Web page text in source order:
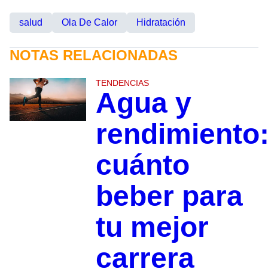
salud Ola De Calor Hidratación
NOTAS RELACIONADAS
TENDENCIAS
Agua y
cuánto
beber para
tu mejor
carrera